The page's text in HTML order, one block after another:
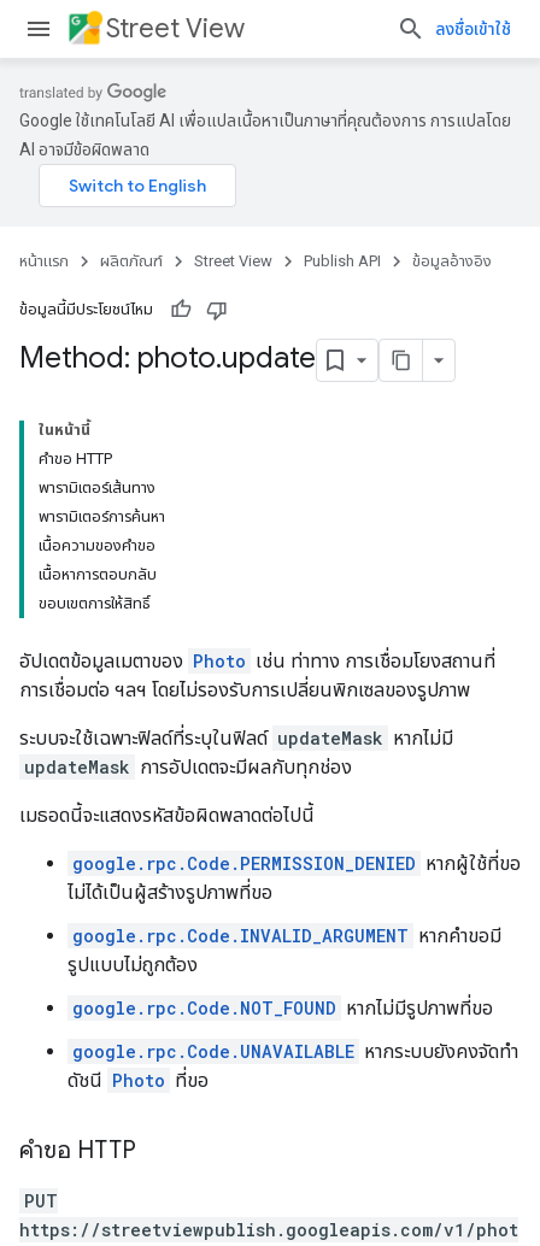
Street View ลงชื่อเข้าใช้
Google ใช้เทคโนโลยี AI เพื่อแปลเนื้อหาเป็นภาษาที่คุณต้องการ การแปลโดย
AI อาจมีข้อผิดพลาด
หน้าแรก ผลิตภัณฑ์ Street View Publish API ข้อมูลอ้างอิง
ข้อมูลนี้มีประโยชน์ไหม
Method: photo.update
ในหน้านี้
คำขอ HTTP
พารามิเตอร์เส้นทาง
พารามิเตอร์การค้นหา
เนื้อความของคำขอ
เนื้อหาการตอบกลับ
ขอบเขตการให้สิทธิ์
อัปเดตข้อมูลเมตาของ Photo เช่น ท่าทาง การเชื่อมโยงสถานที่
การเชื่อมต่อ ฯลฯ โดยไม่รองรับการเปลี่ยนพิกเซลของรูปภาพ
ระบบจะใช้เฉพาะฟิลด์ที่ระบุในฟิลด์ updateMask หากไม่มี
updateMask การอัปเดตจะมีผลกับทุกช่อง
เมธอดนี้จะแสดงรหัสข้อผิดพลาดต่อไปนี้
google.rpc.Code.PERMISSION_DENIED หากผู้ใช้ที่ขอ
ไม่ได้เป็นผู้สร้างรูปภาพที่ขอ
google.rpc.Code.INVALID_ARGUMENT หากคำขอมี
รูปแบบไม่ถูกต้อง
google.rpc.Code.NOT_FOUND หากไม่มีรูปภาพที่ขอ
google.rpc.Code.UNAVAILABLE หากระบบยังคงจัดทำ
ดัชนี Photo ที่ขอ
คำขอ HTTP
PUT
https://streetviewpublish.googleapis.com/v1/phot